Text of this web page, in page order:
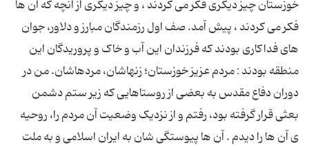
خوزستان چیز دیگرى فکر می کردند ، و چیز دیگرى از آنچه که آن ها
فکر می کردند ، پیش آمد. صف اول رزمندگان مبارز و دلاور، جوان
هاى فداکارى بودند که فرزندان این آب و خاک و پروریدگان این
منطقه بودند : مردم عزیز خوزستان؛ زنهاشان، مردهاشان. من در
دوران دفاع مقدس به بعضى از روستاهایی که زیر ستم دشمن
بعثى قرار گرفته بود، رفتم و از نزدیک وضعیت آن مردم را، روحیه
‌ى آن ها را دیدم . آن ها پیوستگى ‌شان به ایران اسلامى و به ملت